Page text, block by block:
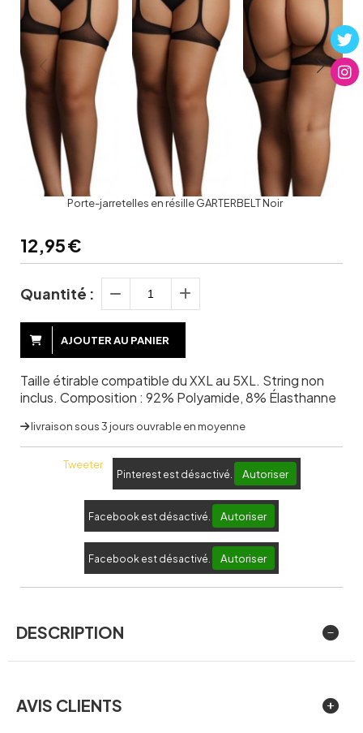
Porte-jarretelles en résille GARTERBELT Noir
12,95€
Quantité :
AJOUTER AU PANIER
Taille étirable compatible du XXL au 5XL. String non
inclus. Composition : 92% Polyamide, 8% Élasthanne
livraison sous 3 jours ouvrable en moyenne
Tweeter
Pinterest est désactivé. Autoriser
Facebook est désactivé. Autoriser
Facebook est désactivé. Autoriser
DESCRIPTION
AVIS CLIENTS